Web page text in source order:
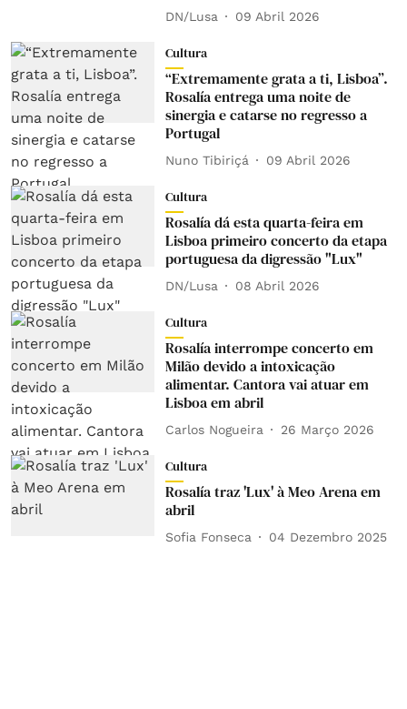
DN/Lusa 09 Abril 2026
Cultura
“Extremamente grata a ti, Lisboa”.
Rosalía entrega uma noite de
sinergia e catarse no regresso a
Portugal
Nuno Tibiriçá 09 Abril 2026
Cultura
Rosalía dá esta quarta-feira em
Lisboa primeiro concerto da etapa
portuguesa da digressão "Lux"
DN/Lusa 08 Abril 2026
Cultura
Rosalía interrompe concerto em
Milão devido a intoxicação
alimentar. Cantora vai atuar em
Lisboa em abril
Carlos Nogueira 26 Março 2026
Cultura
Rosalía traz 'Lux' à Meo Arena em
abril
Sofia Fonseca 04 Dezembro 2025